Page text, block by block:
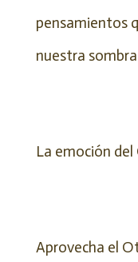
pensamientos
nuestra
La emoción
Aprovecha el